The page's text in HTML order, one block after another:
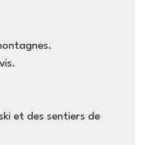
et des sentiers de